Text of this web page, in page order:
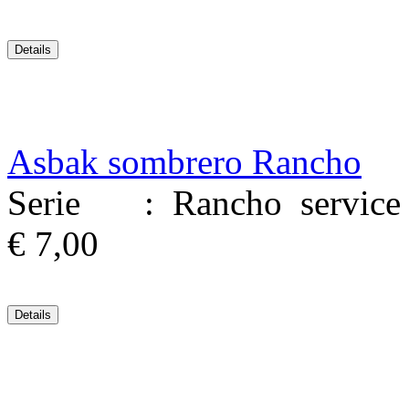
Asbak sombrero Rancho
Serie : Rancho service
€ 7,00